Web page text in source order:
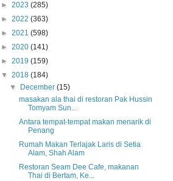
► 2023 (285)
► 2022 (363)
► 2021 (598)
► 2020 (141)
► 2019 (159)
▼ 2018 (184)
▼
December(15)
masakan ala thai di restoran Pak Hussin
Tomyam Sun...
Antara tempat-tempat makan menarik di
Penang
Rumah Makan Terlajak Laris di Setia
Alam, Shah Alam
Restoran Seam Dee Cafe, makanan
Thai di Bertam, Ke...